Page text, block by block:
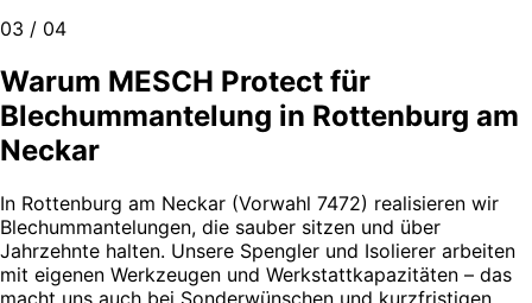
03 / 04
Warum MESCH Protect für
Blechummantelung in Rottenburg am
Neckar
In Rottenburg am Neckar (Vorwahl 7472) realisieren wir
Blechummantelungen, die sauber sitzen und über
Jahrzehnte halten. Unsere Spengler und Isolierer arbeiten
mit eigenen Werkzeugen und Werkstattkapazitäten – das